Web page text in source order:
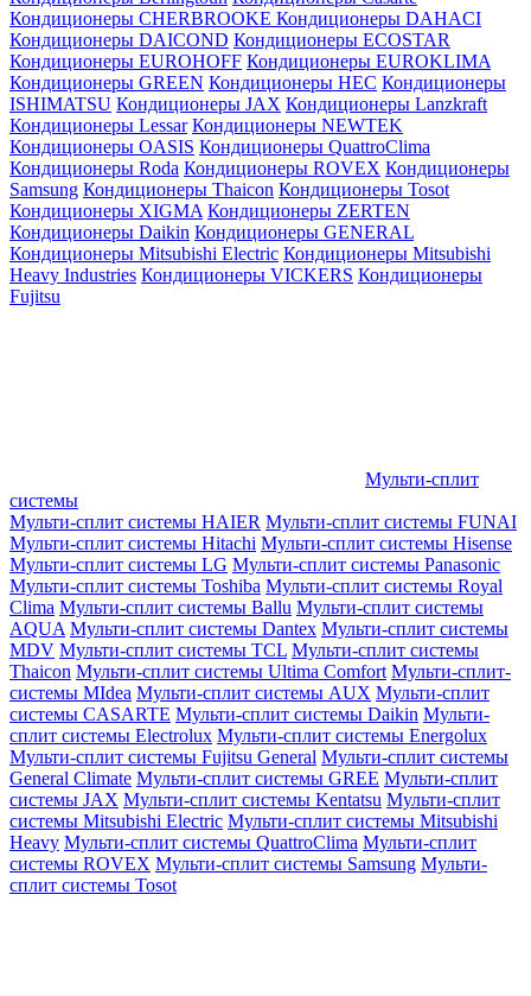
Кондиционеры CHERBROOKE Кондиционеры DAHACI
Кондиционеры DAICOND Кондиционеры ECOSTAR
Кондиционеры EUROHOFF Кондиционеры EUROKLIMA
Кондиционеры GREEN Кондиционеры HEC Кондиционеры
ISHIMATSU Кондиционеры JAX Кондиционеры Lanzkraft
Кондиционеры Lessar Кондиционеры NEWTEK
Кондиционеры OASIS Кондиционеры QuattroClima
Кондиционеры Roda Кондиционеры ROVEX Кондиционеры
Samsung Кондиционеры Thaicon Кондиционеры Tosot
Кондиционеры XIGMA Кондиционеры ZERTEN
Кондиционеры Daikin Кондиционеры GENERAL
Кондиционеры Mitsubishi Electric Кондиционеры Mitsubishi
Heavy Industries Кондиционеры VICKERS Кондиционеры
Fujitsu
Мульти-сплит
системы
Мульти-сплит системы HAIER Мульти-сплит системы FUNAI
Мульти-сплит системы Hitachi Мульти-сплит системы Hisense
Мульти-сплит системы LG Мульти-сплит системы Panasonic
Мульти-сплит системы Toshiba Мульти-сплит системы Royal
Clima Мульти-сплит системы Ballu Мульти-сплит системы
AQUA Мульти-сплит системы Dantex Мульти-сплит системы
MDV Мульти-сплит системы TCL Мульти-сплит системы
Thaicon Мульти-сплит системы Ultima Comfort Мульти-сплит-
системы MIdea Мульти-сплит системы AUX Мульти-сплит
системы CASARTE Мульти-сплит системы Daikin Мульти-
сплит системы Electrolux Мульти-сплит системы Energolux
Мульти-сплит системы Fujitsu General Мульти-сплит системы
General Climate Мульти-сплит системы GREE Мульти-сплит
системы JAX Мульти-сплит системы Kentatsu Мульти-сплит
системы Mitsubishi Electric Мульти-сплит системы Mitsubishi
Heavy Мульти-сплит системы QuattroClima Мульти-сплит
системы ROVEX Мульти-сплит системы Samsung Мульти-
сплит системы Tosot